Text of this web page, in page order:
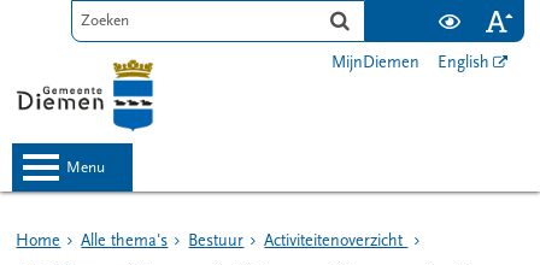
MijnDiemen English
menu
Home Alle thema's Bestuur
Activiteitenoverzicht